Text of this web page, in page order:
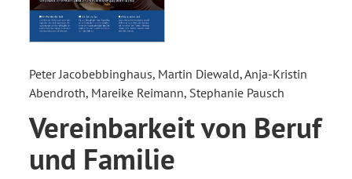
Peter Jacobebbinghaus, Martin Diewald, Anja-Kristin
Abendroth, Mareike Reimann, Stephanie Pausch
Vereinbarkeit von Beruf
und Familie